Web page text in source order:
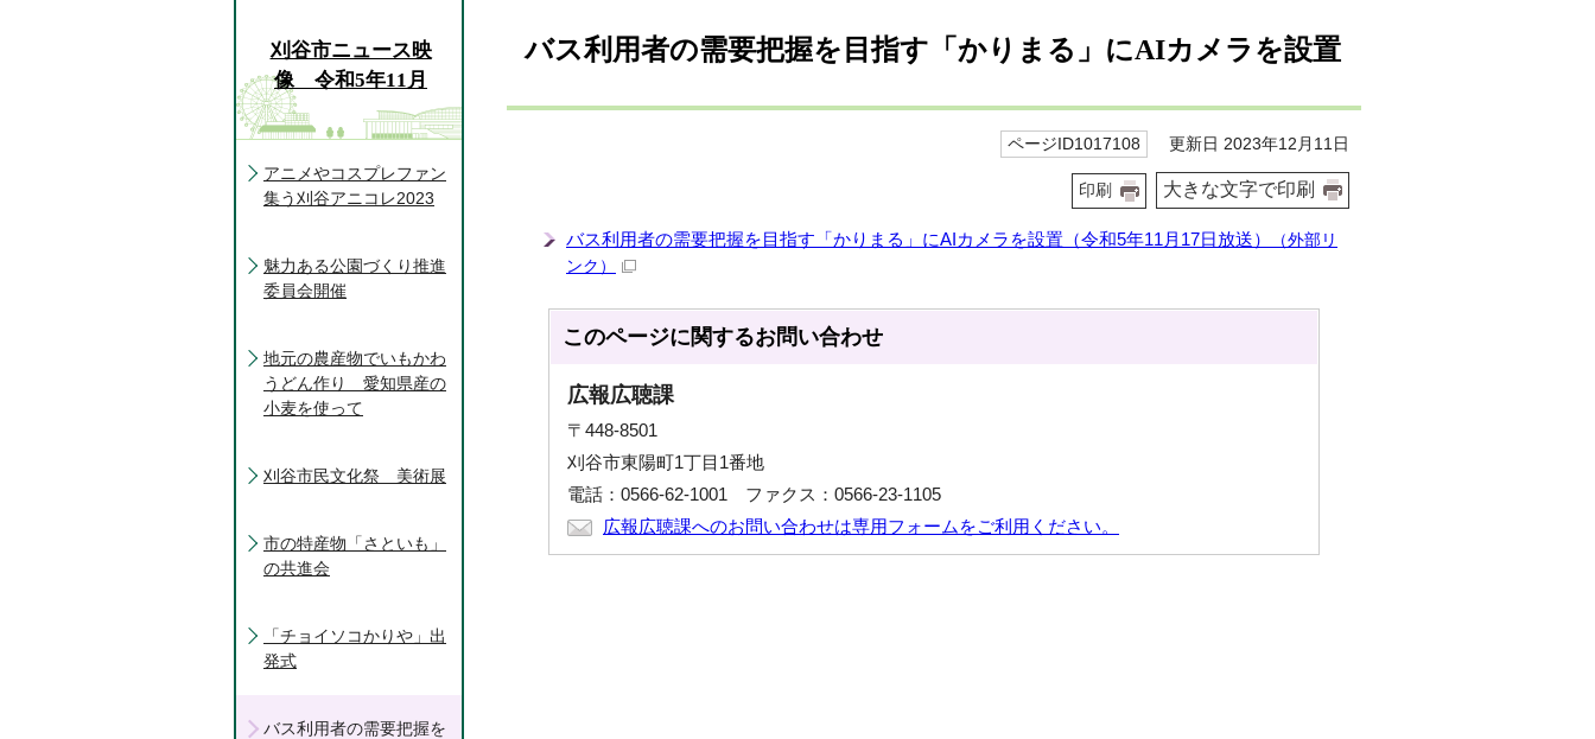
バス利用者の需要把握を目指す「かりまる」にAIカメラを設置
ページID1017108 更新日 2023年12月11日
印刷 大きな文字で印刷
バス利用者の需要把握を目指す「かりまる」にAIカメラを設置（令和5年11月17日放送）
（外部リ
ンク）
このページに関するお問い合わせ
広報広聴課
〒448-8501
刈谷市東陽町1丁目1番地
電話：0566-62-1001 ファクス：0566-23-1105
広報広聴課へのお問い合わせは専用フォームをご利用ください。
刈谷市ニュース映
像 令和5年11月
アニメやコスプレファン
集う刈谷アニコレ2023
魅力ある公園づくり推進
委員会開催
地元の農産物でいもかわ
うどん作り 愛知県産の
小麦を使って
刈谷市民文化祭 美術展
市の特産物「さといも」
の共進会
「チョイソコかりや」出
発式
バス利用者の需要把握を